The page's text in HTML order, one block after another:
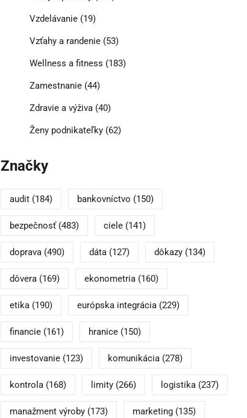
Vzdelávanie(19)
Vzťahy a randenie(53)
Wellness a fitness (183)
Zamestnanie(44)
Zdravie a výživa(40)
Ženy podnikateľky(62)
Značky
audit(184) bankovníctvo (150)
bezpečnosť(483) ciele(141)
doprava(490) dáta(127) dôkazy(134)
dôvera(169) ekonometria(160)
etika(190) európska integrácia(229)
financie(161) hranice(150)
investovanie(123) komunikácia(278)
kontrola(168) limity(266) logistika(237)
manažment výroby(173) marketing(135)